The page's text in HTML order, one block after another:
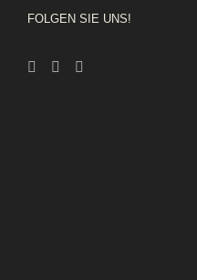
FOLGEN SIE UNS!